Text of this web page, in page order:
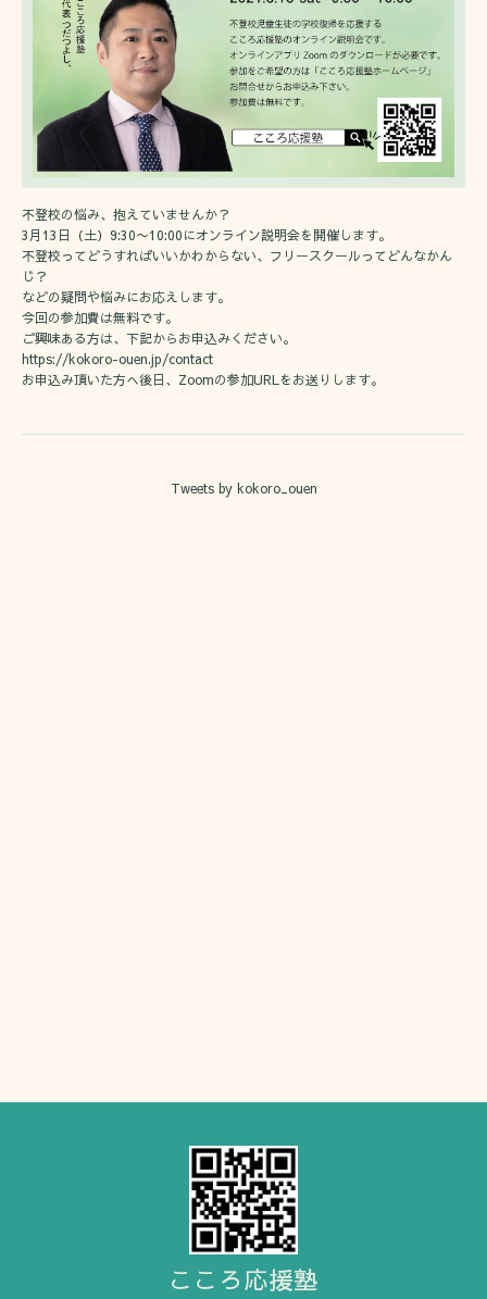
不登校の悩み、抱えていませんか？
3月13日（土）9:30〜10:00にオンライン説明会を開催します。
不登校ってどうすればいいかわからない、フリースクールってどんなかん
じ？
などの疑問や悩みにお応えします。
今回の参加費は無料です。
ご興味ある方は、下記からお申込みください。
https://kokoro-ouen.jp/contact
お申込み頂いた方へ後日、Zoomの参加URLをお送りします。
Tweets by kokoro_ouen
こころ応援塾